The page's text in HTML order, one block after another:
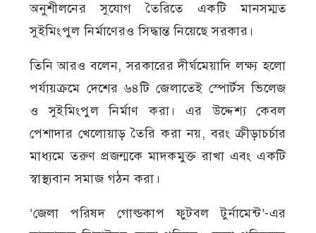
অনুশীলনের সুযোগ তৈরিতে একটি মানসম্মত
সুইমিংপুল নির্মাণেরও সিদ্ধান্ত নিয়েছে সরকার।
তিনি আরও বলেন, সরকারের দীর্ঘমেয়াদি লক্ষ্য হলো
পর্যায়ক্রমে দেশের ৬৪টি জেলাতেই স্পোর্টস ভিলেজ
ও সুইমিংপুল নির্মাণ করা। এর উদ্দেশ্য কেবল
পেশাদার খেলোয়াড় তৈরি করা নয়, বরং ক্রীড়াচর্চার
মাধ্যমে তরুণ প্রজন্মকে মাদকমুক্ত রাখা এবং একটি
স্বাস্থ্যবান সমাজ গঠন করা।
‘জেলা পরিষদ গোল্ডকাপ ফুটবল টুর্নামেন্ট’-এর